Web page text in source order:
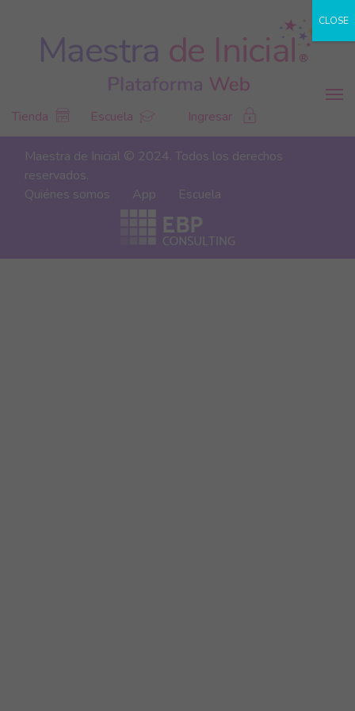
Tienda Escuela Ingresar
CLOSE
Maestra de Inicial © 2024. Todos los derechos
reservados.
Quiénes somos
App Escuela